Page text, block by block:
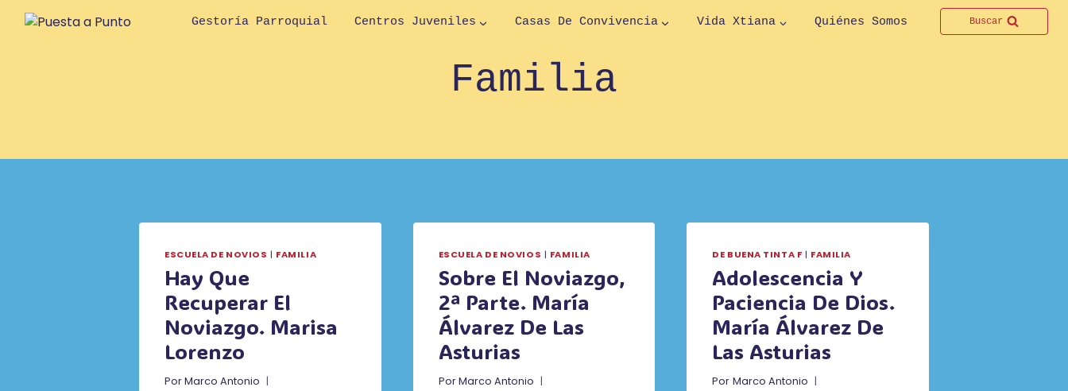
Saltar
Gestoría Parroquial Centros Juveniles Casas De Convivencia Vida Xtiana Quiénes Somos Buscar
Familia
ESCUELA DE NOVIOS | FAMILIA
Hay Que
Recuperar El
Noviazgo. Marisa
Lorenzo
PorMarco Antonio
ESCUELA DE NOVIOS | FAMILIA
Sobre El Noviazgo,
2ª Parte. María
Álvarez De Las
Asturias
PorMarco Antonio
DE BUENA TINTA F| FAMILIA
Adolescencia Y
Paciencia De Dios.
María Álvarez De
Las Asturias
Por Marco Antonio